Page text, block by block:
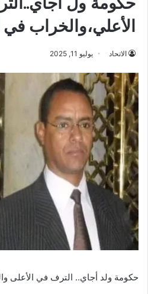
الأعلي،والخراب
الاتحاد يوليو 11, 2025
حكومة ولد أجاي.. الترف في الأعلى